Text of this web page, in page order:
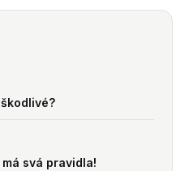
svá pravidla!